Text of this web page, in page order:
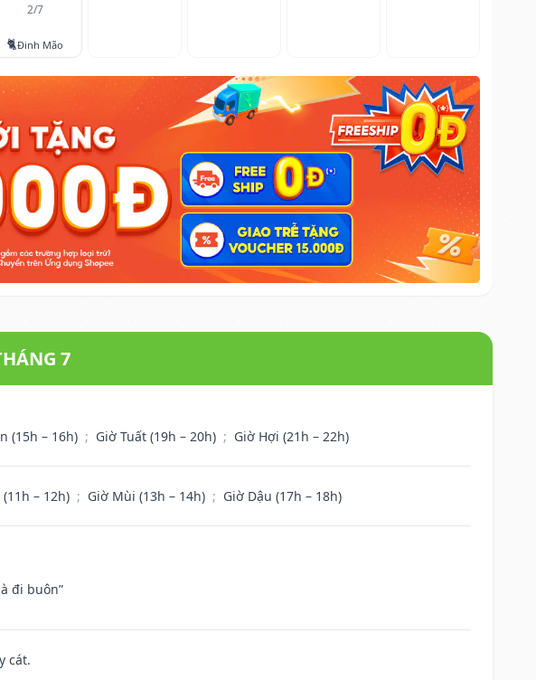
2/7
🐈Đinh Mão
7
(15h – 16h) ; Giờ Tuất (19h – 20h) ; Giờ Hợi (21h – 22h)
– 12h) ; Giờ Mùi (13h – 14h) ; Giờ Dậu (17h – 18h)
đi buôn”
cát.